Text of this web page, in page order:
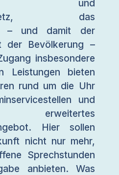
und
das
– und damit der
der Bevölkerung –
insbesondere
Leistungen bieten
rund um die Uhr
und
Hier sollen
nicht nur mehr,
Sprechstunden
anbieten. Was